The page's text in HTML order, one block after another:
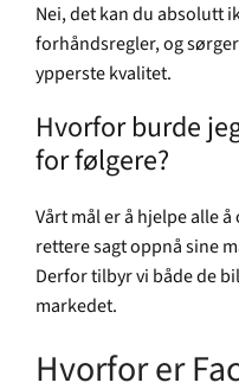
Nei, det kan du absolutt
forhåndsregler, og
ypperste kvalitet.
Hvorfor burde
for følgere?
Vårt mål er å hjelpe alle
rettere sagt oppnå sine
Derfor tilbyr vi både de
markedet.
Hvorfor er